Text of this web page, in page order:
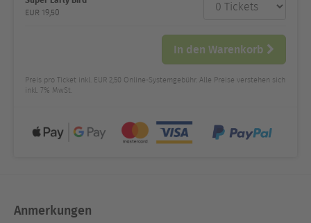
und Preis
EUR 19,50
In den Warenkorb
Preis pro Ticket inkl. EUR 2,50 Online-Systemgebühr. Alle Preise verstehen sich
inkl. 7% MwSt.
Anmerkungen